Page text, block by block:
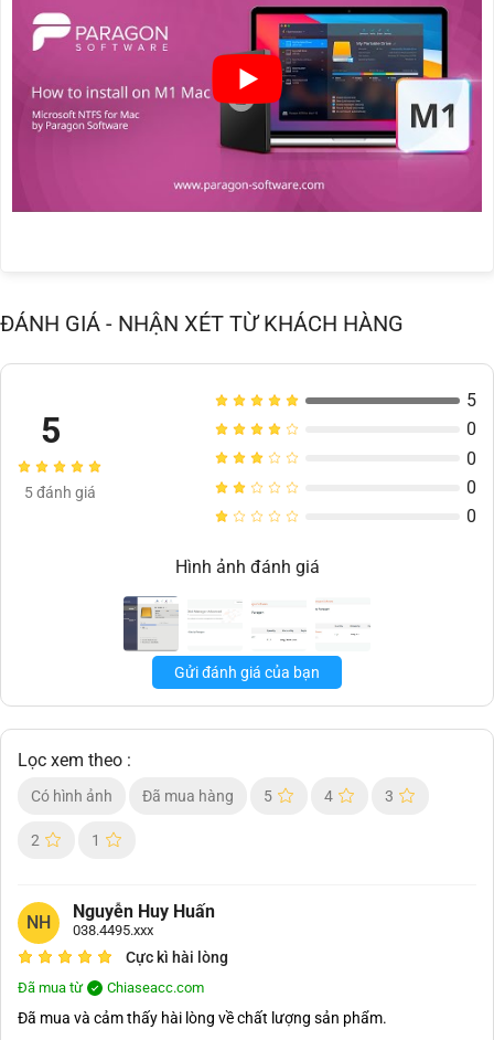
ĐÁNH GIÁ - NHẬN XÉT TỪ KHÁCH HÀNG
5
5đánh giá
5
0
0
0
0
Hình ảnh đánh giá
Gửi đánh giá của bạn
Lọc xem theo :
Có hình ảnh Đã mua hàng 5 4 3
2 1
NH
Nguyễn Huy Huấn
038.4495.xxx
Cực kì hài lòng
Đã mua từ Chiaseacc.com
Đã mua và cảm thấy hài lòng về chất lượng sản phẩm.